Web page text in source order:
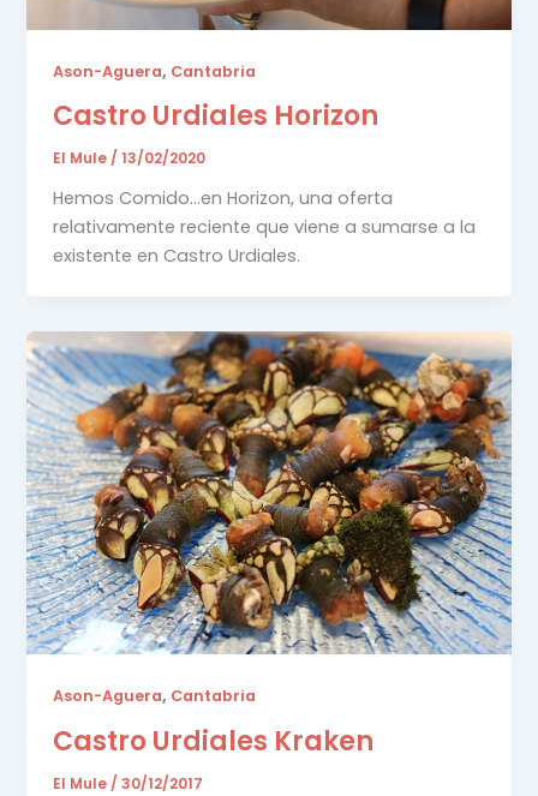
Ason-Aguera, Cantabria
Castro Urdiales Horizon
El Mule/13/02/2020
Hemos Comido…en Horizon, una oferta
relativamente reciente que viene a sumarse a la
existente en Castro Urdiales.
Ason-Aguera, Cantabria
Castro Urdiales Kraken
El Mule /30/12/2017